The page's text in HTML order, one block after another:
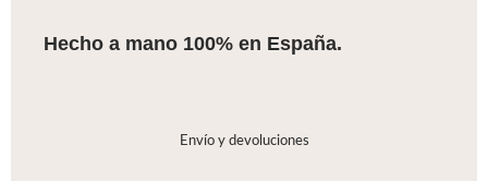
Envío y devoluciones
Hecho a mano 100% en España.